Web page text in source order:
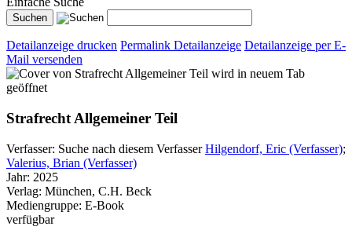
Detailanzeige drucken Permalink Detailanzeige Detailanzeige per E-
Mail versenden
wird in neuem Tab
geöffnet
Strafrecht Allgemeiner Teil
Verfasser: Suche nach diesem Verfasser Hilgendorf, Eric (Verfasser);
Valerius, Brian (Verfasser)
Jahr: 2025
Verlag: München, C.H. Beck
Mediengruppe: E-Book
verfügbar